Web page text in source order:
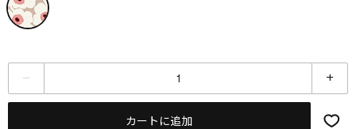
カートに追加